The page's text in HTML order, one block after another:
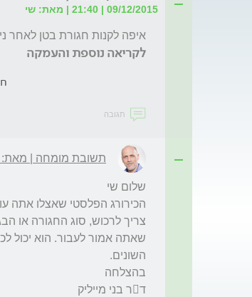
09/12/2015 | 21:40 | מאת: שי
איפה לקנות חגורת בטן לאחר
לקריאה נוספת והעמקה
תגובה
תשובת מומחה | מאת:
דר בני מייליק